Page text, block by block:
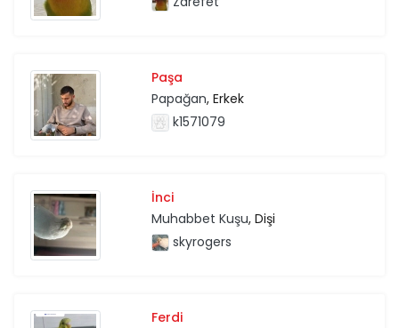
Paşa
Papağan, Erkek
k1571079
İnci
Muhabbet Kuşu, Dişi
skyrogers
Ferdi